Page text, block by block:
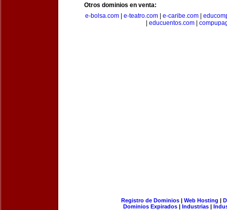
Otros dominios en venta:
e-bolsa.com| e-teatro.com| e-caribe.com|
educuentos.com
Registro de Dominios| Web Hosting |
Dominios Expirados | Industrias |